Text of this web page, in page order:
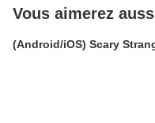
Vous aimerez
(Android/iOS) Scary